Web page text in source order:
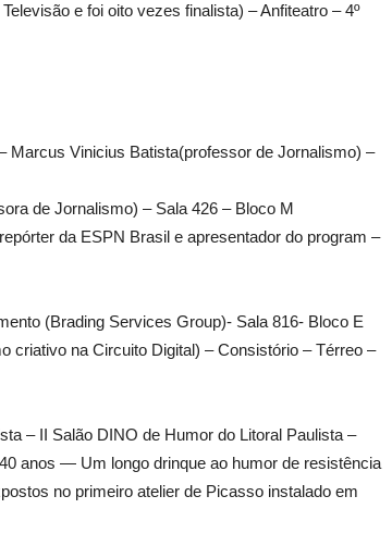
e foi oito vezes finalista) – Anfiteatro – 4º
Marcus Vinicius Batista(professor de Jornalismo) –
de Jornalismo) – Sala 426 – Bloco M
da ESPN Brasil e apresentador do program –
(Brading Services Group)- Sala 816- Bloco E
criativo na Circuito Digital) – Consistório – Térreo –
– II Salão DINO de Humor do Litoral Paulista –
anos — Um longo drinque ao humor de resistência
no primeiro atelier de Picasso instalado em